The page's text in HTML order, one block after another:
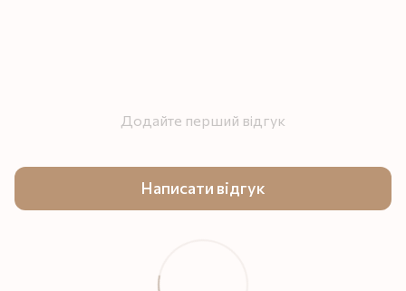
Додайте перший відгук
Написати відгук